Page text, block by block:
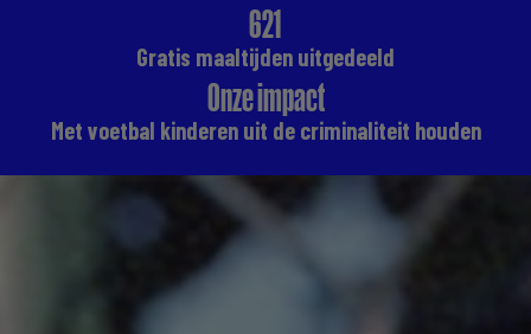
621
Gratis maaltijden uitgedeeld
Onze impact
Met voetbal kinderen uit de criminaliteit houden